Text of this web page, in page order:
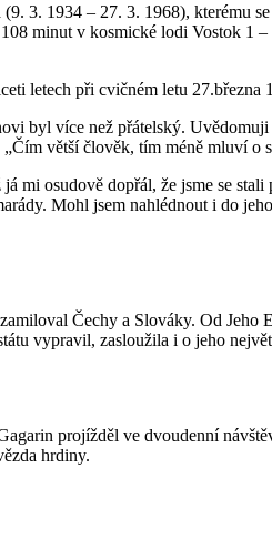
(9. 3. 1934 – 27. 3. 1968), kterému
minut v kosmické lodi Vostok 1
letech při cvičném letu 27.března
byl více než přátelský.
větší člověk, tím méně mluví o
mi osudově dopřál, že jsme se
Mohl jsem nahlédnout i do
Čechy a Slováky. Od Jeho
vypravil, zasloužila i o jeho
projížděl ve dvoudenní
hrdiny.